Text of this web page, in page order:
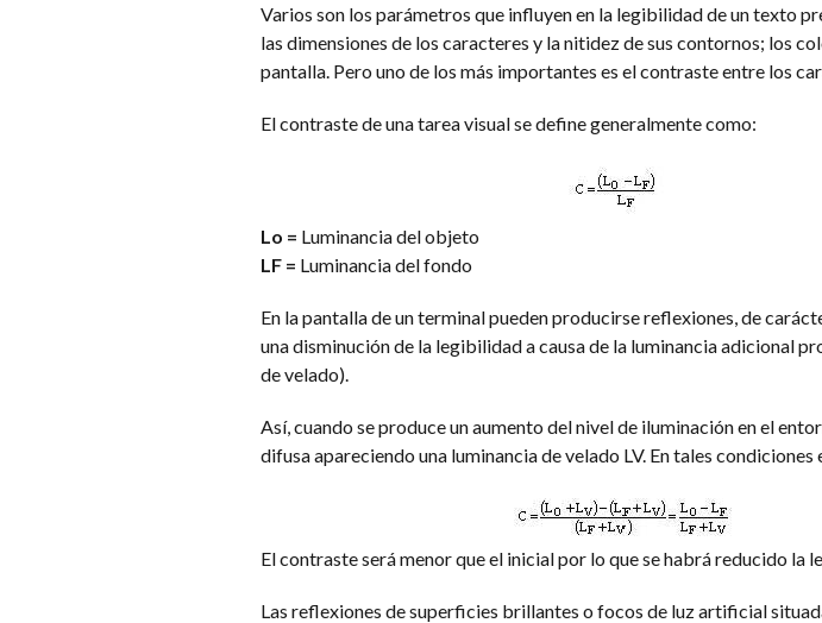
Varios son los parámetros que influyen en la legibilidad de un texto
las dimensiones de los caracteres y la nitidez de sus contornos; los
pantalla. Pero uno de los más importantes es el contraste entre los
El contraste de una tarea visual se define generalmente como:
Lo = Luminancia del objeto
LF = Luminancia del fondo
En la pantalla de un terminal pueden producirse reflexiones, de
una disminución de la legibilidad a causa de la luminancia adicional
de velado).
Así, cuando se produce un aumento del nivel de iluminación en el
difusa apareciendo una luminancia de velado LV. En tales
El contraste será menor que el inicial por lo que se habrá reducido la
Las reflexiones de superficies brillantes o focos de luz artificial